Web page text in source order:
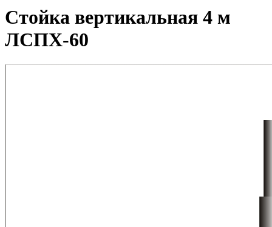
Стойка вертикальная 4 м
ЛСПХ-60